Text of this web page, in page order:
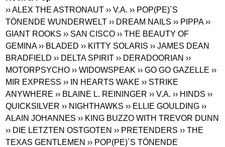
›› ALEX THE ASTRONAUT ›› V.A. ›› POP(PE)´S
TÖNENDE WUNDERWELT ›› DREAM NAILS ›› PIPPA ››
GIANT ROOKS ›› SAN CISCO ›› THE BEAUTY OF
GEMINA ›› BLADED ›› KITTY SOLARIS ›› JAMES DEAN
BRADFIELD ›› DELTA SPIRIT ›› DERADOORIAN ››
MOTORPSYCHO ›› WIDOWSPEAK ›› GO GO GAZELLE ››
MIR EXPRESS ›› IN HEARTS WAKE ›› STRIKE
ANYWHERE ›› BLAINE L. REININGER ›› V.A. ›› HINDS ››
QUICKSILVER ›› NIGHTHAWKS ›› ELLIE GOULDING ››
ALAIN JOHANNES ›› KING BUZZO WITH TREVOR DUNN
›› DIE LETZTEN OSTGOTEN ›› PRETENDERS ›› THE
TEXAS GENTLEMEN ›› POP(PE)´S TÖNENDE